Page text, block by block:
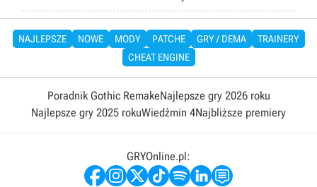
NAJLEPSZE NOWE MODY PATCHE GRY / DEMA
TRAINERY
CHEAT ENGINE
Poradnik Gothic RemakeNajlepsze gry 2026 roku
Najlepsze gry 2025 rokuWiedźmin 4Najbliższe premiery
GRYOnline.pl: